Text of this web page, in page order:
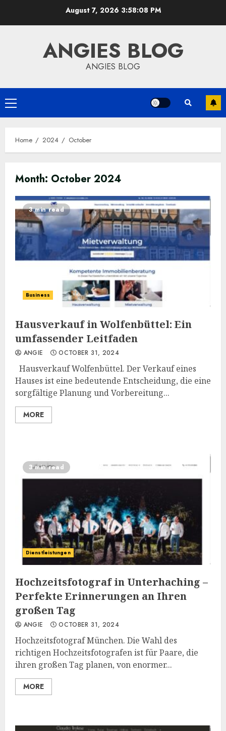
August 7, 2026 3:58:09 PM
ANGIES BLOG
ANGIES BLOG
Primary
Home 2024 October
Month: October 2024
3 min read
Business
Hausverkauf in Wolfenbüttel: Ein
umfassender Leitfaden
ANGIE OCTOBER 31, 2024
Hausverkauf Wolfenbüttel. Der Verkauf eines
Hauses ist eine bedeutende Entscheidung, die eine
sorgfältige Planung und Vorbereitung...
MORE
3 min read
Dienstleistungen
Hochzeitsfotograf in Unterhaching –
Perfekte Erinnerungen an Ihren
großen Tag
ANGIE OCTOBER 31, 2024
Hochzeitsfotograf München. Die Wahl des
richtigen Hochzeitsfotografen ist für Paare, die
ihren großen Tag planen, von enormer...
MORE